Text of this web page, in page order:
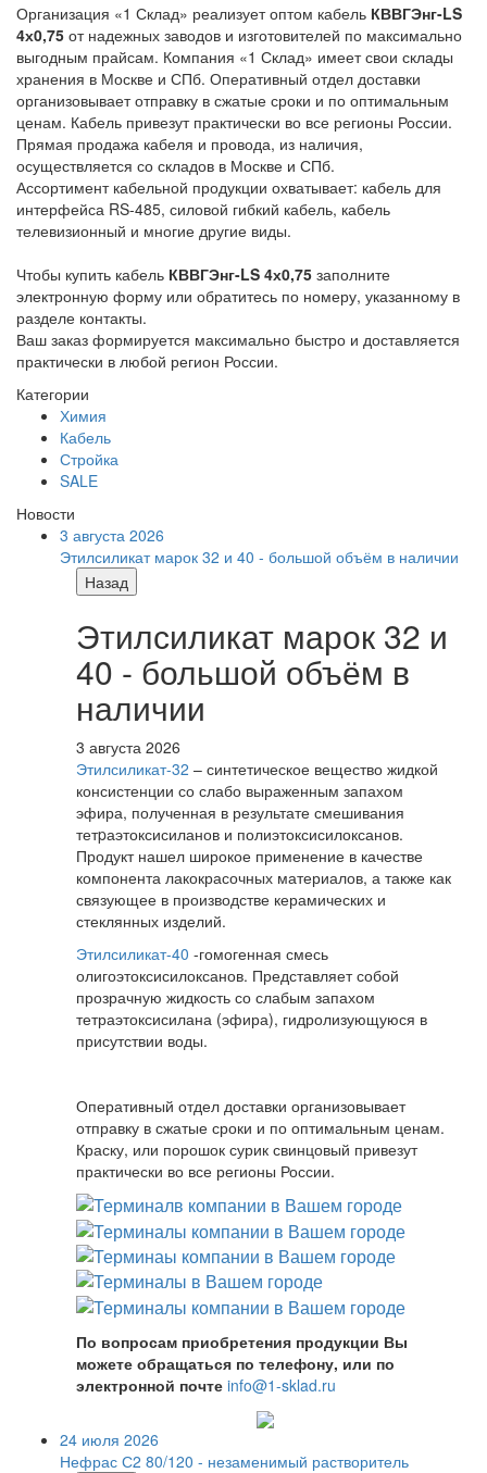
Организация «1 Склад» реализует оптом кабель КВВГЭнг-LS
4х0,75 от надежных заводов и изготовителей по максимально
выгодным прайсам. Компания «1 Склад» имеет свои склады
хранения в Москве и СПб. Оперативный отдел доставки
организовывает отправку в сжатые сроки и по оптимальным
ценам. Кабель привезут практически во все регионы России.
Прямая продажа кабеля и провода, из наличия,
осуществляется со складов в Москве и СПб.
Ассортимент кабельной продукции охватывает: кабель для
интерфейса RS-485, силовой гибкий кабель, кабель
телевизионный и многие другие виды.
Чтобы купить кабель КВВГЭнг-LS 4х0,75 заполните
электронную форму или обратитесь по номеру, указанному в
разделе контакты.
Ваш заказ формируется максимально быстро и доставляется
практически в любой регион России.
Категории
Химия
Кабель
Стройка
SALE
Новости
3 августа 2026
Этилсиликат марок 32 и 40 - большой объём в наличии
Назад
Этилсиликат марок 32 и
40 - большой объём в
наличии
3 августа 2026
Этилсиликат-32 – синтетическое вещество жидкой
консистенции со слабо выраженным запахом
эфира, полученная в результате смешивания
тетpаэтоксисиланов и полиэтоксисилоксанов.
Продукт нашел широкое применение в качестве
компонента лакокрасочных материалов, а также как
связующее в производстве керамических и
стеклянных изделий.
Этилсиликат-40 -гомогенная смесь
олигоэтоксисилоксанов. Представляет собой
прозрачную жидкость со слабым запахом
тетраэтоксисилана (эфира), гидролизующуюся в
присутствии воды.
Оперативный отдел доставки организовывает
отправку в сжатые сроки и по оптимальным ценам.
Краску, или порошок сурик свинцовый привезут
практически во все регионы России.
По вопросам приобретения продукции Вы
можете обращаться по телефону, или по
электронной почте info@1-sklad.ru
24 июля 2026
Нефрас С2 80/120 - незаменимый растворитель